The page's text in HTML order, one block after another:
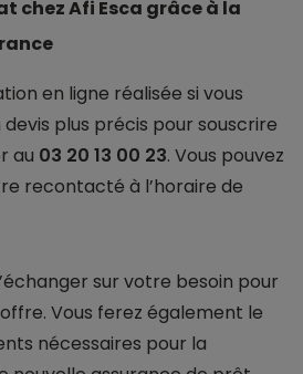
chez Afi Esca grâce à la
en ligne réalisée si vous
plus précis pour souscrire
au 03 20 13 00 23. Vous pouvez
recontacté à l’horaire de
sur votre besoin pour
Vous ferez également le
nécessaires pour la